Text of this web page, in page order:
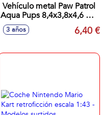
Vehículo metal Paw Patrol
Aqua Pups 8,4x3,8x4,6 cm
- Modelos surtidos
3 años 6,40 €